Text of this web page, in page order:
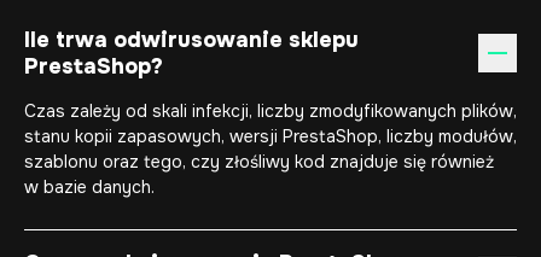
Ile trwa odwirusowanie sklepu
PrestaShop?
Czas zależy od skali infekcji, liczby zmodyfikowanych plików,
stanu kopii zapasowych, wersji PrestaShop, liczby modułów,
szablonu oraz tego, czy złośliwy kod znajduje się również
w bazie danych.